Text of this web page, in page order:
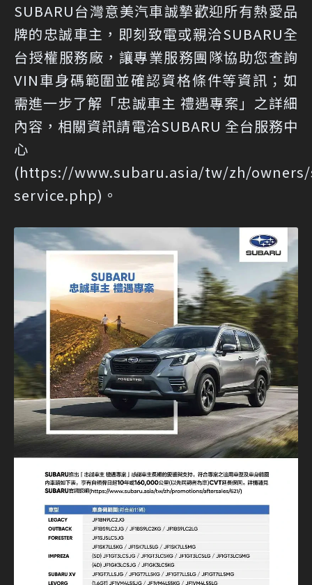
SUBARU台灣意美汽車誠摯歡迎所有熱愛品
牌的忠誠車主，即刻致電或親洽SUBARU全
台授權服務廠，讓專業服務團隊協助您查詢
VIN車身碼範圍並確認資格條件等資訊；如
需進一步了解「忠誠車主 禮遇專案」之詳細
內容，相關資訊請電洽SUBARU 全台服務中
心
(https://www.subaru.asia/tw/zh/
service.php)。